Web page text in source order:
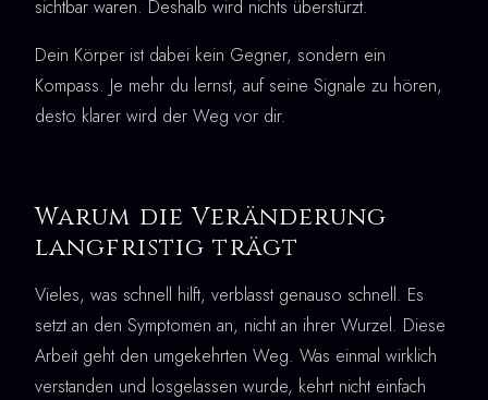
sichtbar waren. Deshalb wird nichts überstürzt.
Dein Körper ist dabei kein Gegner, sondern ein
Kompass. Je mehr du lernst, auf seine Signale zu hören,
desto klarer wird der Weg vor dir.
Warum die Veränderung
langfristig trägt
Vieles, was schnell hilft, verblasst genauso schnell. Es
setzt an den Symptomen an, nicht an ihrer Wurzel. Diese
Arbeit geht den umgekehrten Weg. Was einmal wirklich
verstanden und losgelassen wurde, kehrt nicht einfach